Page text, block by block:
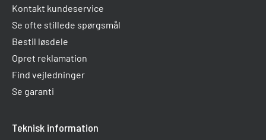
Kontakt kundeservice
Se ofte stillede spørgsmål
Bestil løsdele
Opret reklamation
Find vejledninger
Se garanti
Teknisk information